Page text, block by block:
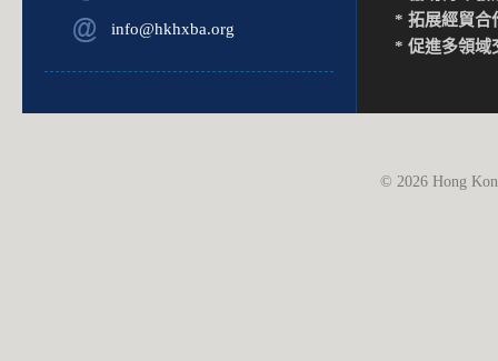
info@hkhxba.org
* 拓展經貿合
* 促進多領域
© 2026 Hong